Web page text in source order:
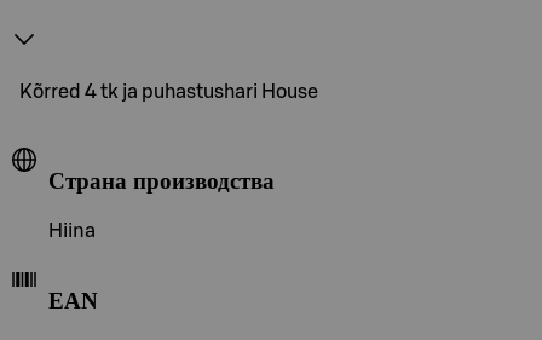
Kõrred 4 tk ja puhastushari House
Страна производства
Hiina
EAN